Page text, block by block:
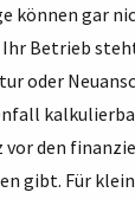
können gar
Ihr Betrieb
oder
den
gibt. Für